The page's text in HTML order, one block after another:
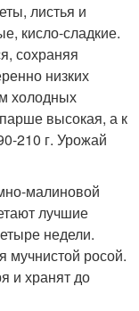
листья и
кисло-сладкие.
сохраняя
низких
холодных
высокая, а к
210 г. Урожай
малиновой
лучшие
недели.
мучнистой росой.
и хранят до